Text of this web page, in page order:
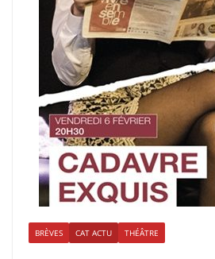
BRÈVES CAT ACTU THÉÂTRE